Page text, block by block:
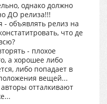
однако должно
ДО релиза!!!
- объявлять релиз на
что де
- плохое
а хорошее либо
либо попадает в
вещей...
отталкивают